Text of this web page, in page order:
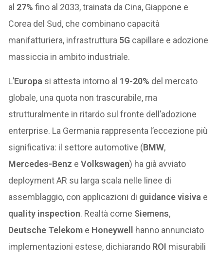
al 27% fino al 2033, trainata da Cina, Giappone e
Corea del Sud, che combinano capacità
manifatturiera, infrastruttura 5G capillare e adozione
massiccia in ambito industriale.
L’Europa si attesta intorno al 19-20% del mercato
globale, una quota non trascurabile, ma
strutturalmente in ritardo sul fronte dell’adozione
enterprise. La Germania rappresenta l’eccezione più
significativa: il settore automotive (BMW,
Mercedes-Benz eVolkswagen) ha già avviato
deployment AR su larga scala nelle linee di
assemblaggio, con applicazioni di guidance visiva e
quality inspection. Realtà come Siemens,
Deutsche Telekom e Honeywell
hanno annunciato
implementazioni estese, dichiarando ROI misurabili